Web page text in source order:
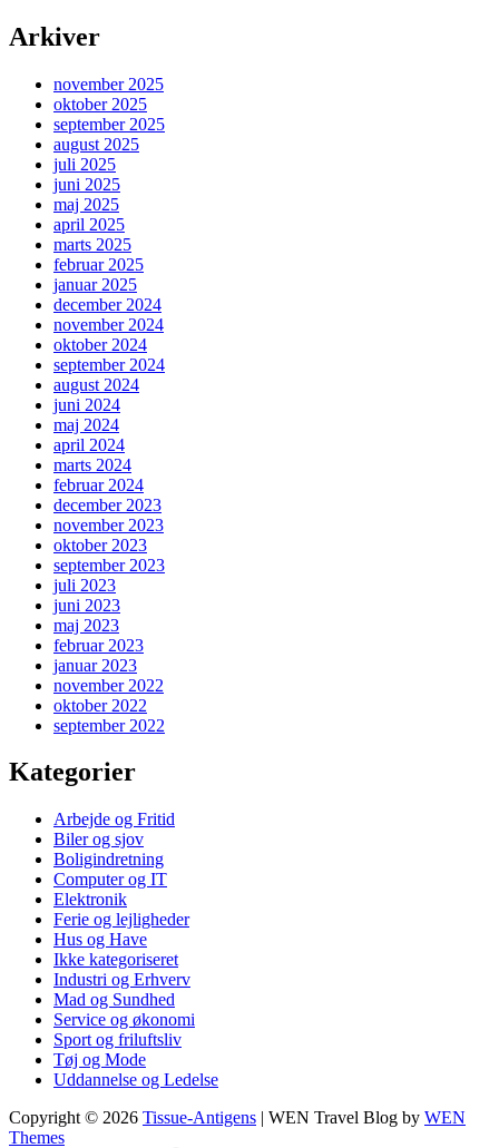
Arkiver
november 2025
oktober 2025
september 2025
august 2025
juli 2025
juni 2025
maj 2025
april 2025
marts 2025
februar 2025
januar 2025
december 2024
november 2024
oktober 2024
september 2024
august 2024
juni 2024
maj 2024
april 2024
marts 2024
februar 2024
december 2023
november 2023
oktober 2023
september 2023
juli 2023
juni 2023
maj 2023
februar 2023
januar 2023
november 2022
oktober 2022
september 2022
Kategorier
Arbejde og Fritid
Biler og sjov
Boligindretning
Computer og IT
Elektronik
Ferie og lejligheder
Hus og Have
Ikke kategoriseret
Industri og Erhverv
Mad og Sundhed
Service og økonomi
Sport og friluftsliv
Tøj og Mode
Uddannelse og Ledelse
Copyright © 2026 Tissue-Antigens | WEN Travel Blog by WEN
Themes